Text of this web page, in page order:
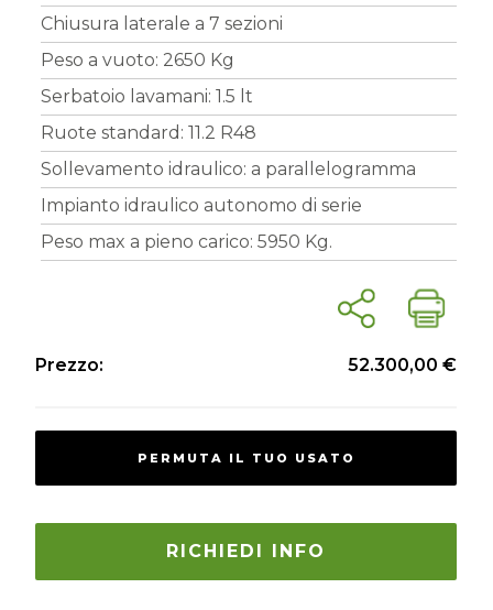
Prezzo: 52.300,00 €
PERMUTA IL TUO USATO
RICHIEDI INFO
Chiusura laterale a 7 sezioni
Peso a vuoto: 2650 Kg
Serbatoio lavamani: 1.5 lt
Ruote standard: 11.2 R48
Sollevamento idraulico: a parallelogramma
Impianto idraulico autonomo di serie
Peso max a pieno carico: 5950 Kg.